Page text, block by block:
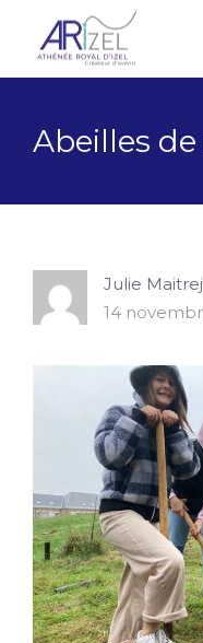
Abeilles
Julie
14